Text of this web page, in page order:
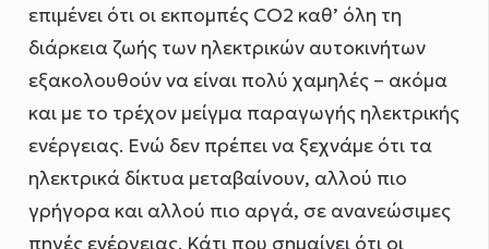
επιμένει ότι οι εκπομπές CO2 καθ’ όλη τη
διάρκεια ζωής των ηλεκτρικών αυτοκινήτων
εξακολουθούν να είναι πολύ χαμηλές – ακόμα
και με το τρέχον μείγμα παραγωγής ηλεκτρικής
ενέργειας. Ενώ δεν πρέπει να ξεχνάμε ότι τα
ηλεκτρικά δίκτυα μεταβαίνουν, αλλού πιο
γρήγορα και αλλού πιο αργά, σε ανανεώσιμες
πηγές ενέργειας. Κάτι που σημαίνει ότι οι